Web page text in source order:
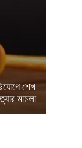
শেখ
মামলা